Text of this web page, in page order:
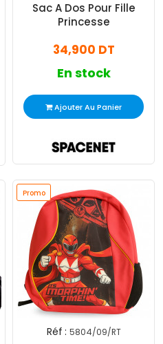
Sac A Dos Pour Fille
Princesse
34,900 DT
En stock
Ajouter Au Panier
Promo
Réf : 5804/09/RT